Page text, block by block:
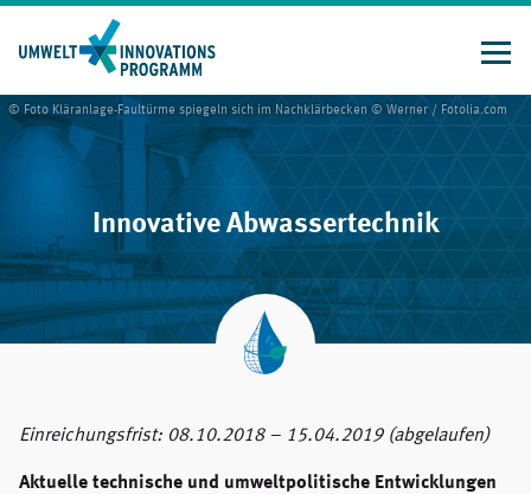
zum
© Foto Kläranlage-Faultürme spiegeln sich im Nachklärbecken © Werner / Fotolia.com
Innovative Abwassertechnik
Einreichungsfrist: 08.10.2018 – 15.04.2019 (abgelaufen)
Aktuelle technische und umweltpolitische Entwicklungen